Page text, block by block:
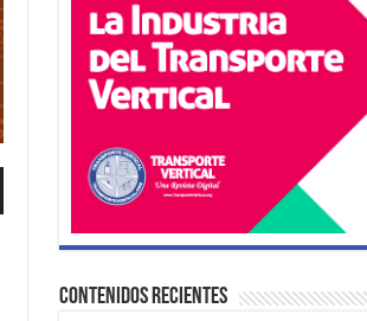
Contenidos Recientes